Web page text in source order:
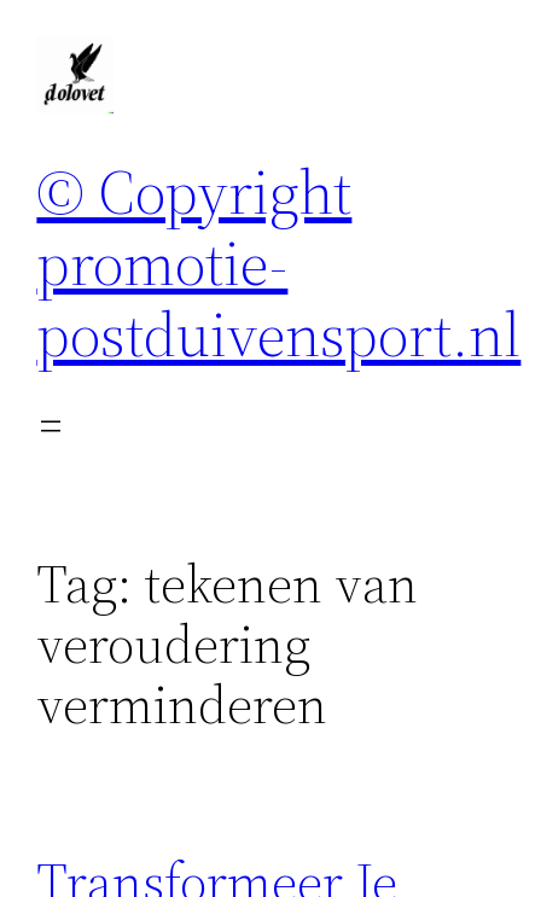
© Copyright
promotie-
postduivensport.nl
Tag: tekenen van
veroudering
verminderen
Transformeer Je